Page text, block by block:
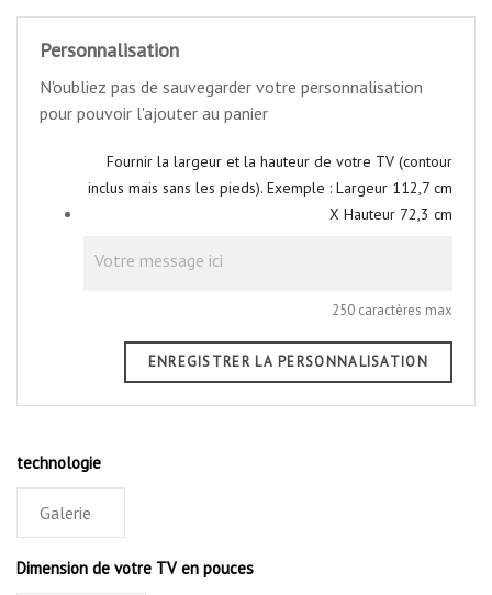
Personnalisation
N'oubliez pas de sauvegarder votre personnalisation
pour pouvoir l'ajouter au panier
Fournir la largeur et la hauteur de votre TV (contour
inclus mais sans les pieds). Exemple : Largeur 112,7 cm
X Hauteur 72,3 cm
250 caractères max
ENREGISTRER LA PERSONNALISATION
technologie
Dimension de votre TV en pouces